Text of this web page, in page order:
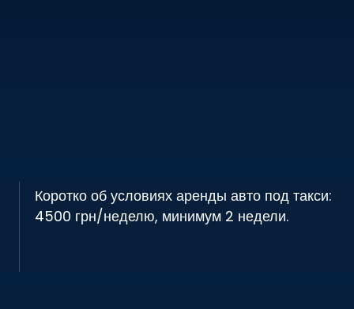
Коротко об условиях аренды авто под такси:
4500 грн/неделю, минимум 2 недели.